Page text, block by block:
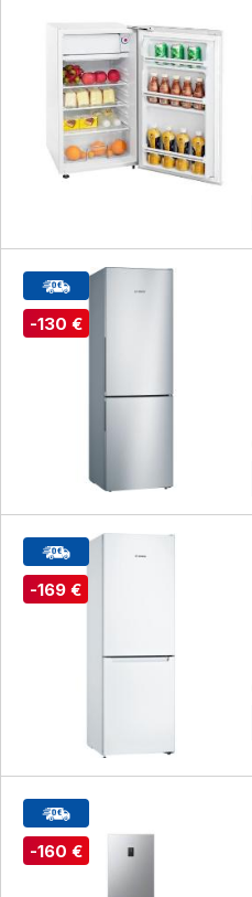
-130 €
-169 €
-160 €